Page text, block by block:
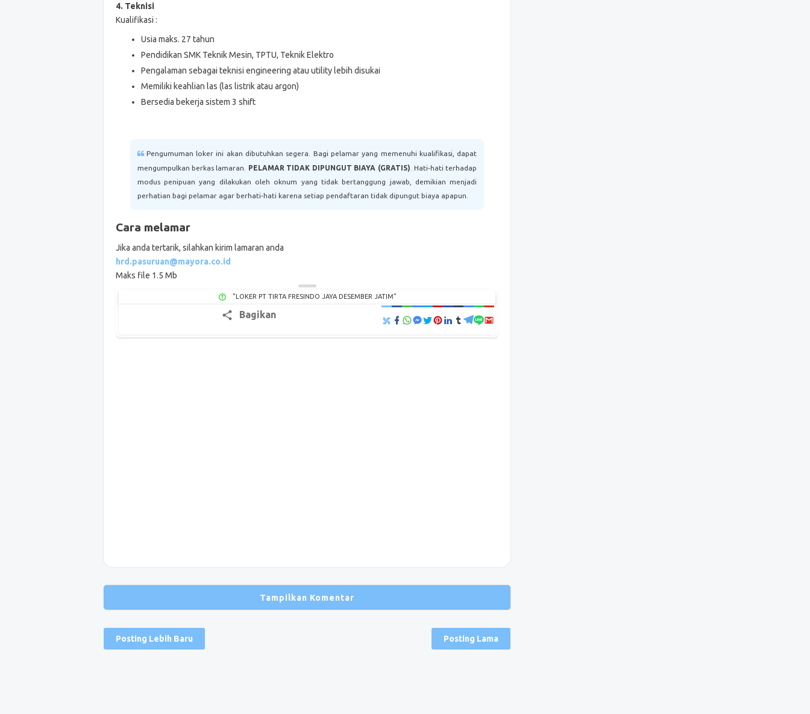
4. Teknisi
Kualifikasi :
Usia maks. 27 tahun
Pendidikan SMK Teknik Mesin, TPTU, Teknik Elektro
Pengalaman sebagai teknisi engineering atau utility lebih disukai
Memiliki keahlian las (las listrik atau argon)
Bersedia bekerja sistem 3 shift
Pengumuman loker ini akan dibutuhkan segera. Bagi pelamar yang memenuhi kualifikasi, dapat
mengumpulkan berkas lamaran.
PELAMAR TIDAK DIPUNGUT BIAYA (GRATIS) . Hati-hati terhadap
modus penipuan yang dilakukan oleh oknum yang tidak bertanggung jawab, demikian menjadi
perhatian bagi pelamar agar berhati-hati karena setiap pendaftaran tidak dipungut biaya apapun.
Cara melamar
Jika anda tertarik, silahkan kirim lamaran anda
hrd.pasuruan@mayora.co.id
Maks file 1.5 Mb
"LOKER PT TIRTA FRESINDO JAYA DESEMBER JATIM"
Bagikan
Tampilkan Komentar
Posting Lebih Baru Posting Lama